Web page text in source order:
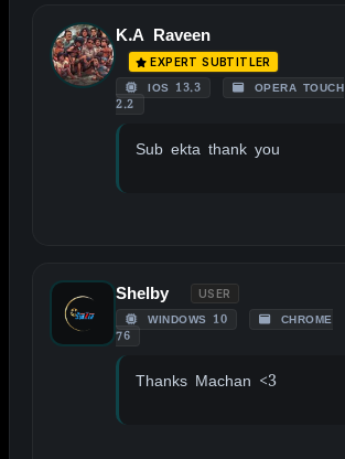
K.A Raveen
EXPERT SUBTITLER
IOS 13.3
OPERA TOUCH
2.2
Sub ekta thank you
Shelby USER
WINDOWS 10
CHROME
76
Thanks Machan <3